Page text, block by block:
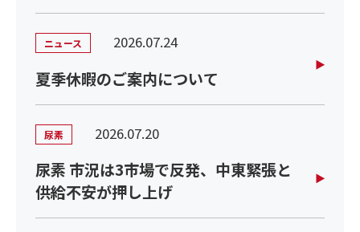
ニュース 2026.07.24
夏季休暇のご案内について
尿素 2026.07.20
尿素 市況は3市場で反発、中東緊張と
供給不安が押し上げ